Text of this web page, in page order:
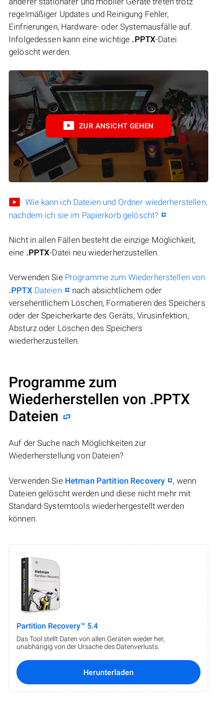
regelmäßiger Updates und Reinigung Fehler,
Einfrierungen, Hardware- oder Systemausfälle auf.
Infolgedessen kann eine wichtige .PPTX-Datei
gelöscht werden.
ZUR ANSICHT GEHEN
Wie kann ich Dateien und Ordner wiederherstellen,
nachdem ich sie im Papierkorb gelöscht?
Nicht in allen Fällen besteht die einzige Möglichkeit,
eine .PPTX-Datei neu wiederherzustellen.
Verwenden Sie Programme zum Wiederherstellen von
.PPTXDateien
nach absichtlichem oder
versehentlichem Löschen, Formatieren des Speichers
oder der Speicherkarte des Geräts, Virusinfektion,
Absturz oder Löschen des Speichers
wiederherzustellen.
Programme zum
Wiederherstellen von .PPTX
Dateien
Auf der Suche nach Möglichkeiten zur
Wiederherstellung von Dateien?
Verwenden Sie Hetman Partition Recovery
, wenn
Dateien gelöscht werden und diese nicht mehr mit
Standard-Systemtools wiederhergestellt werden
können.
Partition Recovery™ 5.4
Das Tool stellt Daten von allen Geräten wieder her,
unabhängig von der Ursache des Datenverlusts.
Herunterladen